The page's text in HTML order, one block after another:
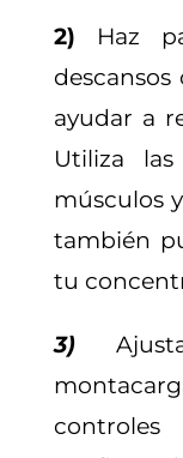
2) Haz
ayudar a
Utiliza
músculos
también
tu
3)
controles